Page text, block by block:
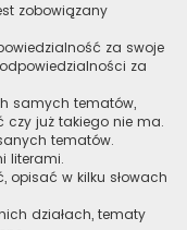
zobowiązany
za swoje
za
samych tematów,
czy już takiego nie ma.
tematów.
literami.
opisać w kilku słowach
działach, tematy